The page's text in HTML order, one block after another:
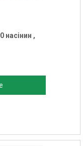
насінин ,